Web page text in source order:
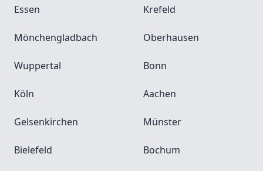
Essen Krefeld
Mönchengladbach Oberhausen
Wuppertal Bonn
Köln Aachen
Gelsenkirchen Münster
Bielefeld Bochum